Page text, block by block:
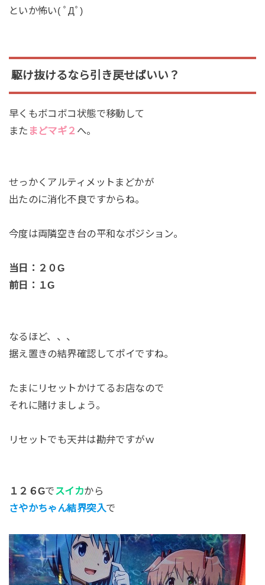
といか怖い( ﾟДﾟ)
駆け抜けるなら引き戻せばいい？
早くもボコボコ状態で移動して
また まどマギ２ へ。
せっかくアルティメットまどかが
出たのに消化不良ですからね。
今度は両隣空き台の平和なポジション。
当日：２０G
前日：１G
なるほど、、、
据え置きの結界確認してポイですね。
たまにリセットかけてるお店なので
それに賭けましょう。
リセットでも天井は勘弁ですがｗ
１２６Gで スイカから
さやかちゃん結界突入で